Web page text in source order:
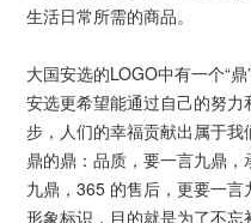
生活日常所需的商品。
大国安选的LOGO中有一个“
安选更希望能通过自己的努
步，人们的幸福贡献出属于
鼎的鼎：品质，要一言九鼎
九鼎，365 的售后，更要一
形象标识，目的就是为了不